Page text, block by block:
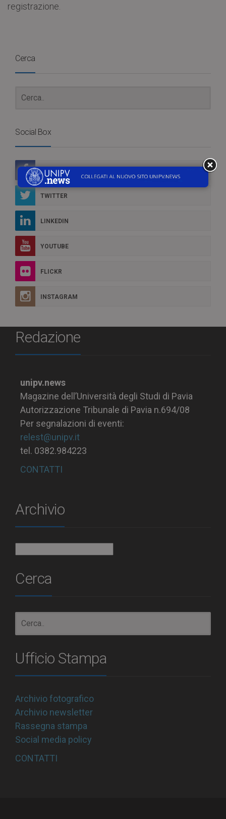
registrazione.
Cerca
Social Box
FACEBOOK
TWITTER
LINKEDIN
YOUTUBE
FLICKR
INSTAGRAM
Redazione
unipv.news
Magazine dell’Università degli Studi di Pavia
Autorizzazione Tribunale di Pavia n.694/08
Per segnalazioni di eventi:
relest@unipv.it
tel. 0382.984223
CONTATTI
Archivio
Cerca
Ufficio Stampa
Archivio fotografico
Archivio newsletter
Rassegna stampa
Social media policy
CONTATTI